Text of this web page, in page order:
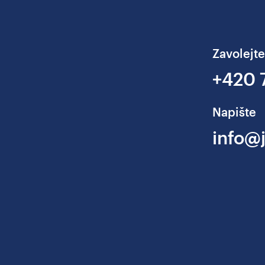
Zavolejte
+420
Napište